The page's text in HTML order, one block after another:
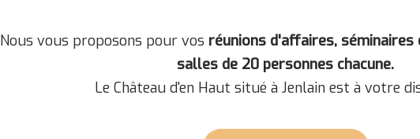
Nous vous proposons pour vos réunions d'affaires,
salles de 20 personnes chacune.
Le Château d'en Haut situé à Jenlain est à votre